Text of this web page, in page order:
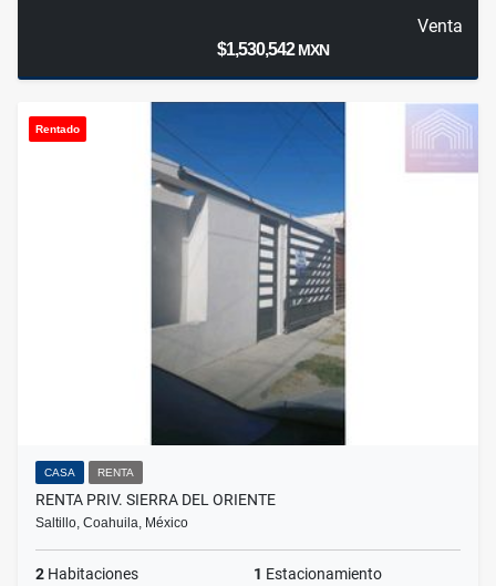
Venta
$1,530,542MXN
Rentado
CASA RENTA
RENTA PRIV. SIERRA DEL ORIENTE
Saltillo, Coahuila, México
2 Habitaciones 1 Estacionamiento